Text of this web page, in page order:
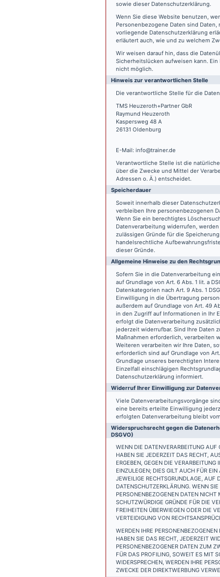
sowie dieser Datenschutzerklärung.
Wenn Sie diese Website benutzen,
Personenbezogene Daten sind
vorliegende Datenschutzerklärung
erläutert auch, wie und zu welchem
Wir weisen darauf hin, dass die
Sicherheitslücken aufweisen kann.
nicht möglich.
Hinweis zur verantwortlichen Stelle
Die verantwortliche Stelle für die
TMS Heuzeroth+Partner GbR
Raymund Heuzeroth
Kaspersweg 48 A
26131 Oldenburg
E-Mail: info@trainer.de
Verantwortliche Stelle ist die
über die Zwecke und Mittel der
Adressen o. Ä.) entscheidet.
Speicherdauer
Soweit innerhalb dieser
verbleiben Ihre personenbezogenen
Wenn Sie ein berechtigtes
Datenverarbeitung widerrufen,
zulässigen Gründe für die
handelsrechtliche
dieser Gründe.
Allgemeine Hinweise zu den
Sofern Sie in die Datenverarbeitung
auf Grundlage von Art. 6 Abs. 1 lit. a
Datenkategorien nach Art. 9 Abs. 1
Einwilligung in die Übertragung
außerdem auf Grundlage von Art. 49
in den Zugriff auf Informationen in Ihr
erfolgt die Datenverarbeitung
jederzeit widerrufbar. Sind Ihre Daten
Maßnahmen erforderlich, verarbeiten
Weiteren verarbeiten wir Ihre Daten,
erforderlich sind auf Grundlage von
Grundlage unseres berechtigten
Einzelfall einschlägigen
Datenschutzerklärung informiert.
Widerruf Ihrer Einwilligung zur
Viele Datenverarbeitungsvorgänge
eine bereits erteilte Einwilligung
erfolgten Datenverarbeitung bleibt
Widerspruchsrecht gegen die
DSGVO)
WENN DIE DATENVERARBEITUNG
HABEN SIE JEDERZEIT DAS RECHT,
ERGEBEN, GEGEN DIE
EINZULEGEN; DIES GILT AUCH FÜR
JEWEILIGE RECHTSGRUNDLAGE, AUF
DATENSCHUTZERKLÄRUNG. WENN
PERSONENBEZOGENEN DATEN
SCHUTZWÜRDIGE GRÜNDE FÜR DIE
FREIHEITEN ÜBERWIEGEN ODER DIE
VERTEIDIGUNG VON
WERDEN IHRE
HABEN SIE DAS RECHT, JEDERZEIT
PERSONENBEZOGENER DATEN ZUM
FÜR DAS PROFILING, SOWEIT ES MIT
WIDERSPRECHEN, WERDEN IHRE
ZWECKE DER DIREKTWERBUNG